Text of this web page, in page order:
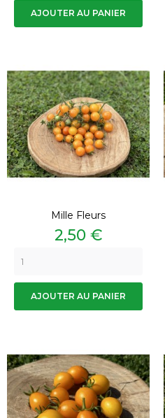
AJOUTER AU PANIER
Mille Fleurs
Prix
2,50 €
AJOUTER AU PANIER